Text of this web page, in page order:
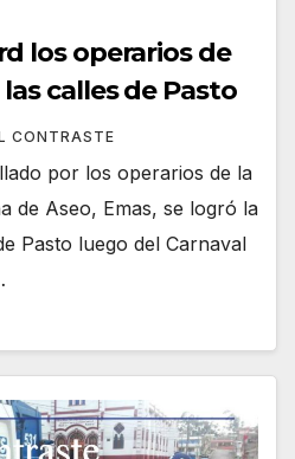
los operarios de
calles de Pasto
CONTRASTE
por los operarios de la
de Aseo, Emas, se logró la
Pasto luego del Carnaval